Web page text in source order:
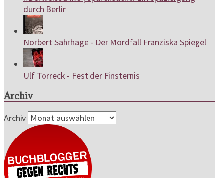
durch Berlin
Norbert Sahrhage - Der Mordfall Franziska Spiegel
Ulf Torreck - Fest der Finsternis
Archiv
Archiv